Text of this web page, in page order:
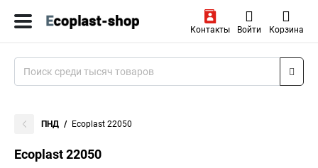
Контакты Войти Корзина
ПНД Ecoplast 22050
Ecoplast 22050